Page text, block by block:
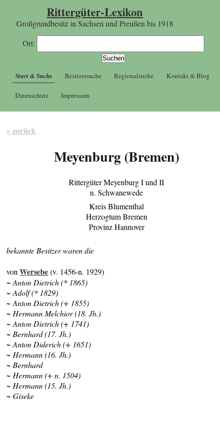
Rittergüter-Lexikon
Großgrundbesitz in Sachsen und Preußen bis 1918
Ort:
Start & Suche Besitzersuche Regionalsuche Kontakt & Blog
Datenschutz Impressum
« zurück
Meyenburg (Bremen)
Rittergüter Meyenburg I und II
n. Schwanewede
Kreis Blumenthal
Herzogtum Bremen
Provinz Hannover
bekannte Besitzer waren die
vonWersebe(v. 1456-n. 1929)
~ Anton Dietrich (* 1865)
~ Adolf (* 1829)
~ Anton Dietrich (+ 1855)
~ Hermann Melchior (18. Jh.)
~ Anton Dietrich (+ 1741)
~ Bernhard (17. Jh.)
~ Anton Diderich (+ 1651)
~ Hermann (16. Jh.)
~ Bernhard
~ Hermann (+ n. 1504)
~ Hermann (15. Jh.)
~ Giseke